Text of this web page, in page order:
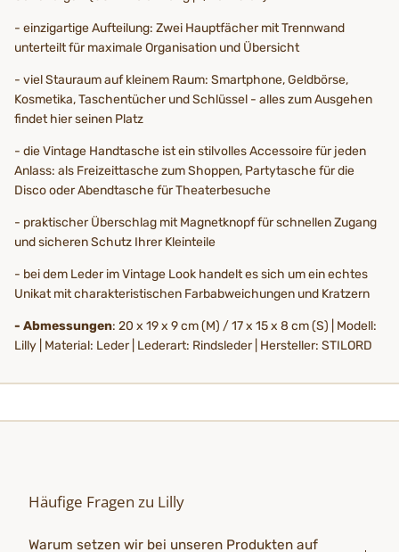
- einzigartige Aufteilung: Zwei Hauptfächer mit Trennwand
unterteilt für maximale Organisation und Übersicht
- viel Stauraum auf kleinem Raum: Smartphone, Geldbörse,
Kosmetika, Taschentücher und Schlüssel - alles zum Ausgehen
findet hier seinen Platz
- die Vintage Handtasche ist ein stilvolles Accessoire für jeden
Anlass: als Freizeittasche zum Shoppen, Partytasche für die
Disco oder Abendtasche für Theaterbesuche
- praktischer Überschlag mit Magnetknopf für schnellen Zugang
und sicheren Schutz Ihrer Kleinteile
- bei dem Leder im Vintage Look handelt es sich um ein echtes
Unikat mit charakteristischen Farbabweichungen und Kratzern
- Abmessungen: 20 x 19 x 9 cm (M) / 17 x 15 x 8 cm (S) | Modell:
Lilly | Material: Leder | Lederart: Rindsleder | Hersteller: STILORD
Häufige Fragen zu Lilly
Warum setzen wir bei unseren Produkten auf